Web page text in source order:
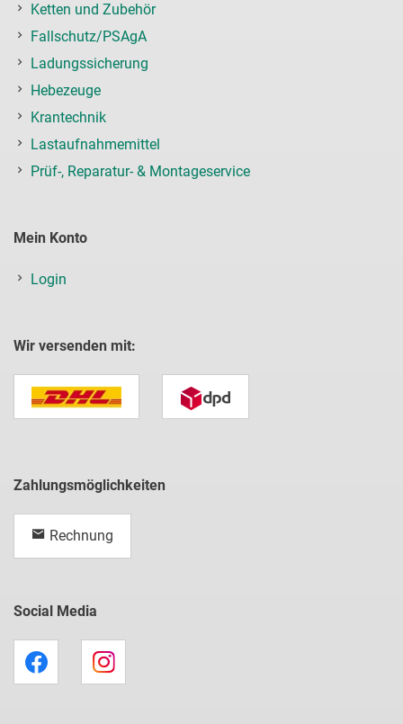
Ketten und Zubehör
Fallschutz/PSAgA
Ladungssicherung
Hebezeuge
Krantechnik
Lastaufnahmemittel
Prüf-, Reparatur- & Montageservice
Mein Konto
Login
Wir versenden mit:
Zahlungsmöglichkeiten
Rechnung
Social Media